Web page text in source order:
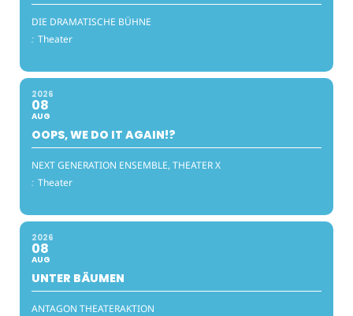
DIE DRAMATISCHE BÜHNE
: Theater
2026
08
AUG
OOPS, WE DO IT AGAIN!?
NEXT GENERATION ENSEMBLE, THEATER X
: Theater
2026
08
AUG
UNTER BÄUMEN
ANTAGON THEATERAKTION